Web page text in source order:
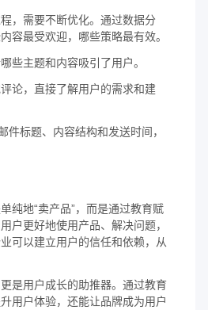
，需要不断优化。通过数据分
容最受欢迎，哪些策略最有效。
些主题和内容吸引了用户。
论，直接了解用户的需求和建
件标题、内容结构和发送时间，
纯地“卖产品”，而是通过教育赋
户更好地使用产品、解决问题，
可以建立用户的信任和依赖，从
是用户成长的助推器。通过教育
用户体验，还能让品牌成为用户